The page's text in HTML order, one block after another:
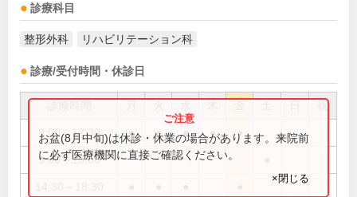
診療科目
整形外科 リハビリテーション科
診療/受付時間・休診日
祝
9:00～12:30 ● ● ● ● ●
9:00～13:30
お盆(8月中旬)は休診・休業の場合があります。来院前
に必ず医療機関に直接ご確認ください。
×閉じる